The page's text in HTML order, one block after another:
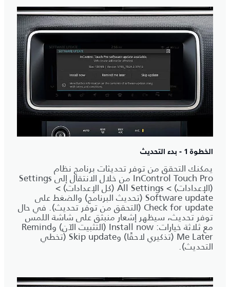
الخطوة 1 - بدء التحديث
يمكنك التحقق من توفر تحديثات برنامج نظام
InControl Touch Pro من خلال الانتقال إلى Settings
(الإعدادات) > All Settings (كل الإعدادات) >
Software update (تحديث البرنامج) والضغط على
Check for update (التحقق من توفر تحديث). في حال
توفر تحديث، سيظهر إشعار منبثق على شاشة اللمس
مع ثلاثة خيارات: Install now (التثبيت الآن) وRemind
Me Later (تذكيري لاحقًا) وSkip update (تخطي
التحديث).